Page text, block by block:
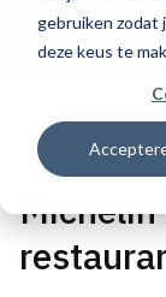
gebruiken zodat
deze keus te
Tags:chefs,
Gepubliceerd
Michelin